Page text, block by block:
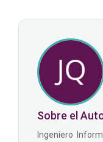
Sobre el
Ingeniero